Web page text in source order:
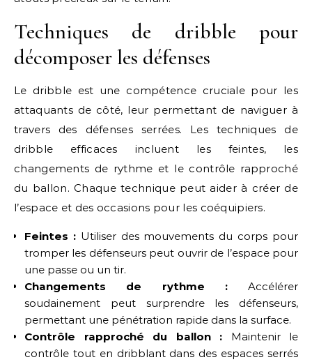
Techniques de dribble pour
décomposer les défenses
Le dribble est une compétence cruciale pour les
attaquants de côté, leur permettant de naviguer à
travers des défenses serrées. Les techniques de
dribble efficaces incluent les feintes, les
changements de rythme et le contrôle rapproché
du ballon. Chaque technique peut aider à créer de
l’espace et des occasions pour les coéquipiers.
Feintes :Utiliser des mouvements du corps pour
tromper les défenseurs peut ouvrir de l’espace pour
une passe ou un tir.
Changements de rythme :Accélérer
soudainement peut surprendre les défenseurs,
permettant une pénétration rapide dans la surface.
Contrôle rapproché du ballon : Maintenir le
contrôle tout en dribblant dans des espaces serrés